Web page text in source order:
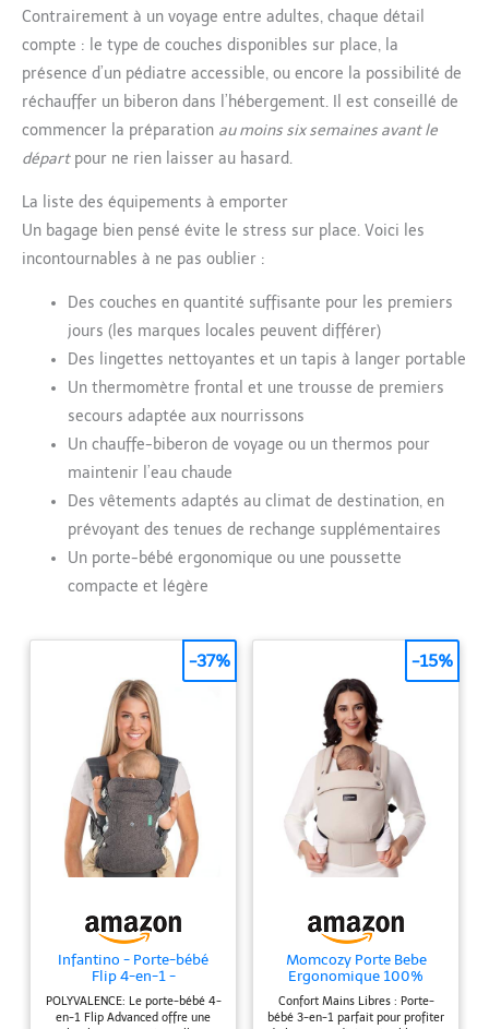
Contrairement à un voyage entre adultes, chaque détail
compte : le type de couches disponibles sur place, la
présence d’un pédiatre accessible, ou encore la possibilité de
réchauffer un biberon dans l’hébergement. Il est conseillé de
commencer la préparation au moins six semaines avant le
départpour ne rien laisser au hasard.
La liste des équipements à emporter
Un bagage bien pensé évite le stress sur place. Voici les
incontournables à ne pas oublier :
Des couches en quantité suffisante pour les premiers
jours (les marques locales peuvent différer)
Des lingettes nettoyantes et un tapis à langer portable
Un thermomètre frontal et une trousse de premiers
secours adaptée aux nourrissons
Un chauffe-biberon de voyage ou un thermos pour
maintenir l’eau chaude
Des vêtements adaptés au climat de destination, en
prévoyant des tenues de rechange supplémentaires
Un porte-bébé ergonomique ou une poussette
compacte et légère
Infantino - Porte-bébé
Flip 4-en-1 -
Ergonomique - 4 façons
de porter -Convertible -
Confortable - Lanières
POLYVALENCE: Le porte-bébé 4-
en-1 Flip Advanced offre une
-37%
Momcozy Porte Bebe
Ergonomique 100%
Coton,Kaki, 3–24 Mois,
3,2–20 kg
Confort Mains Libres : Porte-
bébé 3-en-1 parfait pour profiter
-15%